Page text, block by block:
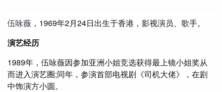
伍咏薇 ，1969年2月24日出生于香港，影视演员、歌手。
演艺经历
1989年，伍咏薇因参加亚洲小姐竞选获得最上镜小姐奖从
而进入演艺圈;同年，参演首部电视剧《司机大佬》，在剧
中饰演方小圆。